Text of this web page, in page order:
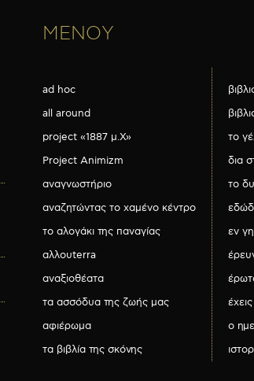
ΜΕΝΟΥ
ad hoc
all around
project «1887 μ.Χ»
Project Animizm
αναγνωστήριο
αναζητώντας το χαμένο κέντρο
το αλογάκι της παναγίας
αλλουterra
αναξιοθέατα
τα ασσόδυα της ζωής μας
αφιέρωμα
τα βιβλία της σκόνης
το
δια
το
εν
ο